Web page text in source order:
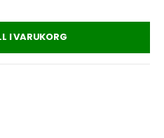
I VARUKORG